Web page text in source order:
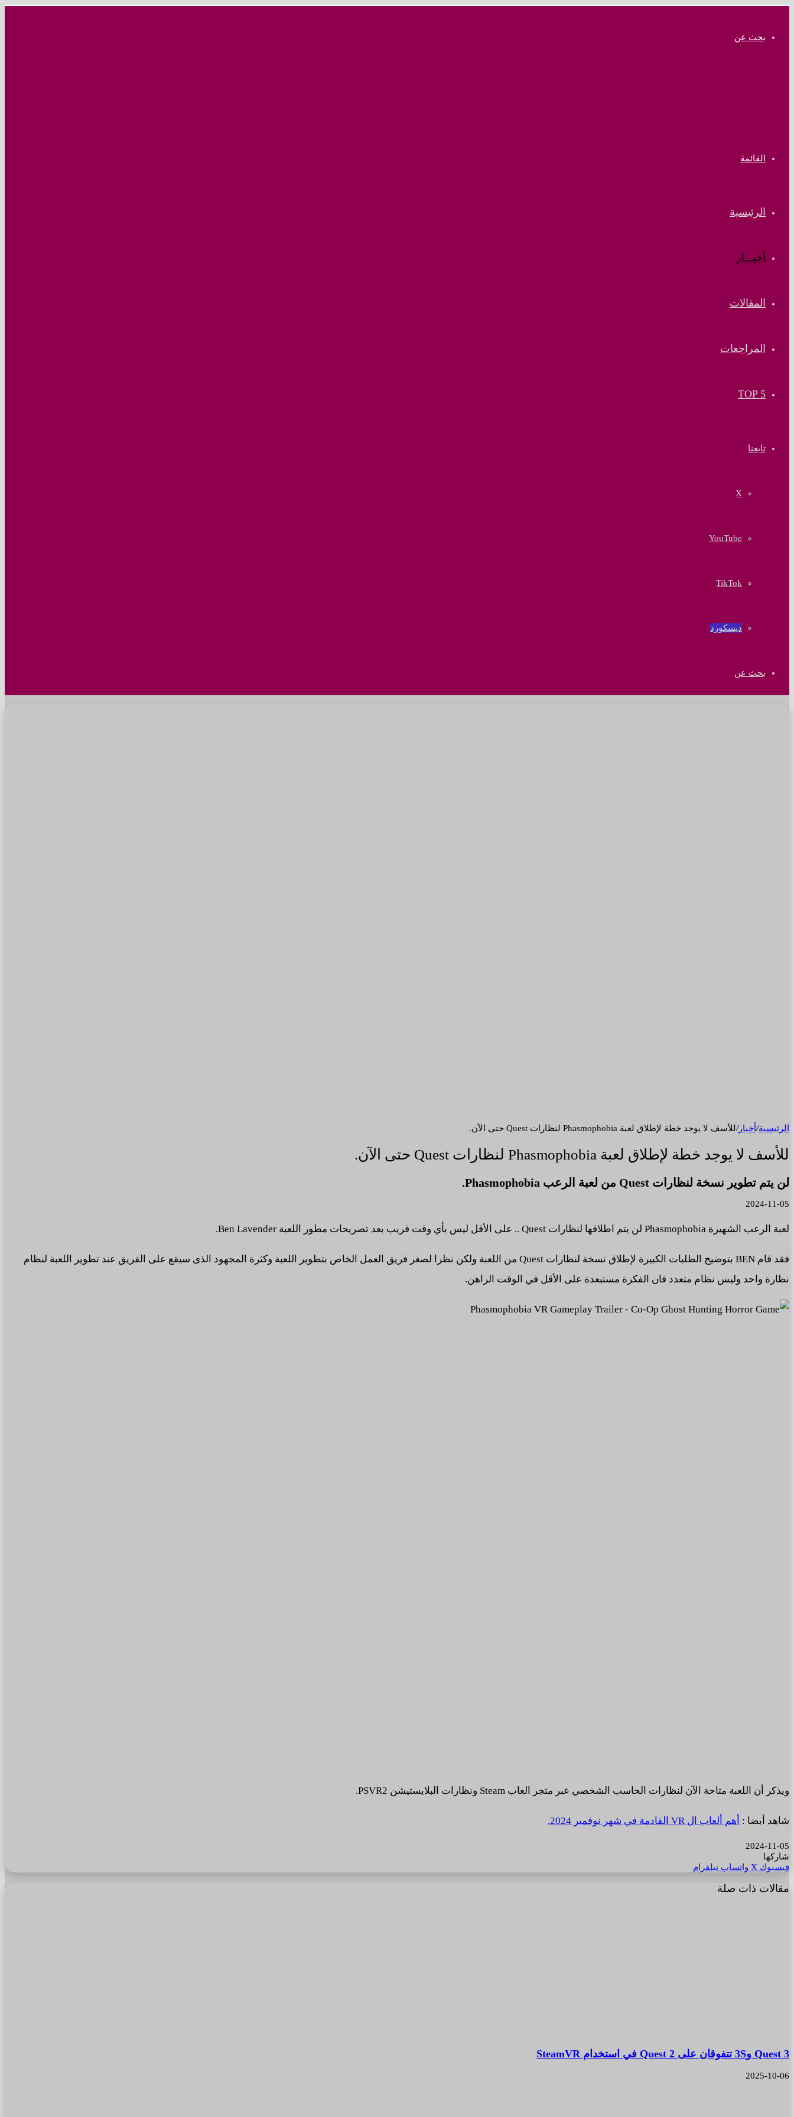
بحث عن
القائمة
الرئيسية
أخبـــار
المقالات
المراجعات
TOP 5
تابعنا
‫X
‫YouTube
‫TikTok
ديسكورد
بحث عن
الرئيسية/ أخبار/للأسف لا يوجد خطة لإطلاق لعبة Phasmophobia لنظارات Quest حتى الآن.
للأسف لا يوجد خطة لإطلاق لعبة Phasmophobia لنظارات Quest حتى الآن.
لن يتم تطوير نسخة لنظارات Quest من لعبة الرعب Phasmophobia.
2024-11-05
لعبة الرعب الشهيرة Phasmophobia لن يتم اطلاقها لنظارات Quest .. على الأقل ليس بأي وقت قريب بعد تصريحات مطور اللعبة Ben Lavender.
فقد قام BEN بتوضيح الطلبات الكبيرة لإطلاق نسخة لنظارات Quest من اللعبة ولكن نظرا لصغر فريق العمل الخاص بتطوير اللعبة وكثرة المجهود الذى سيقع على الفريق عند تطوير اللعبة لنظام
نظارة واحد وليس نظام متعدد فان الفكرة مستبعدة على الأقل في الوقت الراهن.
ويذكر أن اللعبة متاحة الآن لنظارات الحاسب الشخصي عبر متجر العاب Steam ونظارات البلايستيشن PSVR2.
شاهد أيضا : أهم ألعاب ال VR القادمة في شهر نوفمبر 2024.
2024-11-05
شاركها
فيسبوك ‫X واتساب تيلقرام
مقالات ذات صلة
Quest 3 و3S تتفوقان على Quest 2 في استخدام SteamVR
2025-10-06